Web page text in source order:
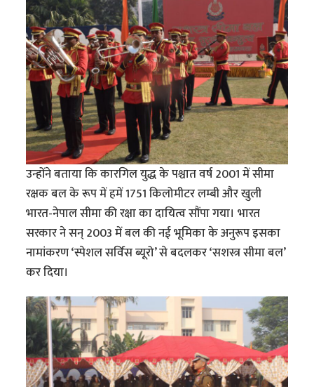
उन्होंने बताया कि कारगिल युद्ध के पश्चात वर्ष 2001 में सीमा
रक्षक बल के रूप में हमें 1751 किलोमीटर लम्बी और खुली
भारत-नेपाल सीमा की रक्षा का दायित्व सौंपा गया। भारत
सरकार ने सन् 2003 में बल की नई भूमिका के अनुरूप इसका
नामांकरण ‘स्पेशल सर्विस ब्यूरो’ से बदलकर ‘सशस्त्र सीमा बल’
कर दिया।